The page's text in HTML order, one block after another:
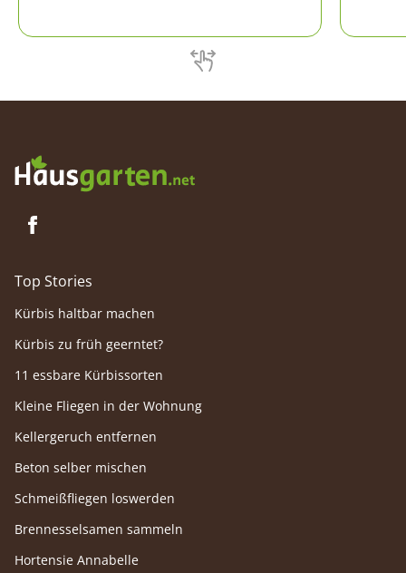
Top Stories
Kürbis haltbar machen
Kürbis zu früh geerntet?
11 essbare Kürbissorten
Kleine Fliegen in der Wohnung
Kellergeruch entfernen
Beton selber mischen
Schmeißfliegen loswerden
Brennesselsamen sammeln
Hortensie Annabelle